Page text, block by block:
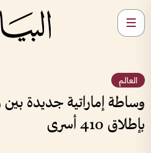
العالم
وساطة إماراتية جديدة بين
بإطلاق 410 أسرى